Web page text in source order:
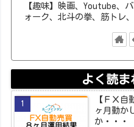
【趣味】映画、Youtube、
ォーク、北斗の拳、筋トレ
よく読
【ＦＸ自
ヶ月動か
か・・・